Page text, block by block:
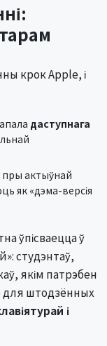
крок Apple, і
даступнага
як «дэма-версія
ўпісваецца ў
студэнтаў,
якім патрэбен
для штодзённых
і